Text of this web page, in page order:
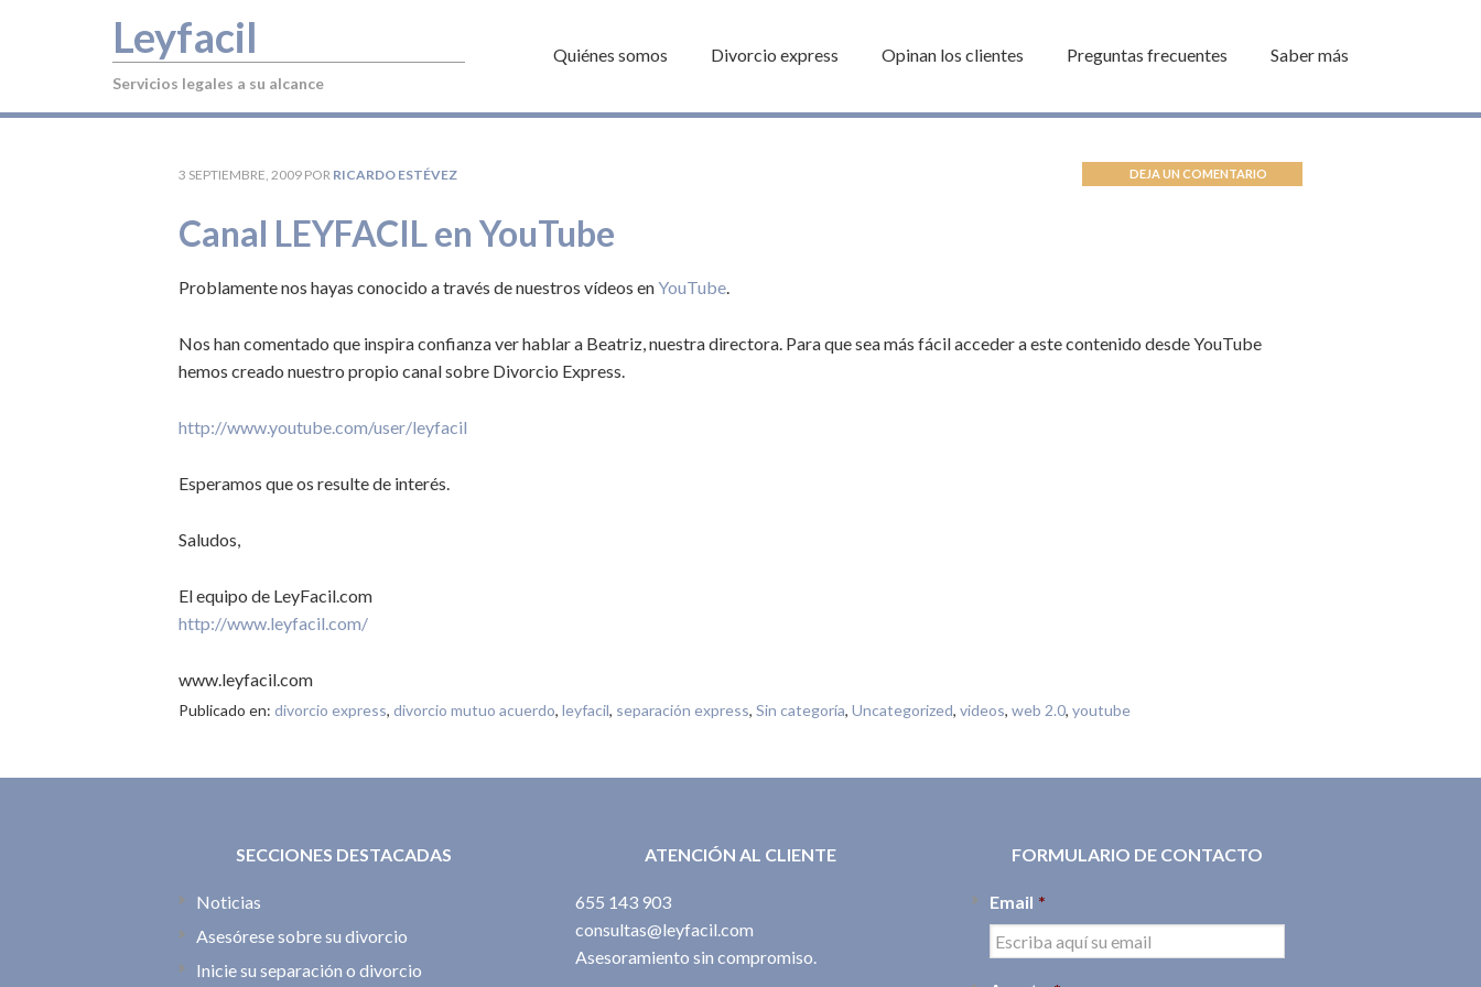
Leyfacil
Servicios legales a su alcance
Quiénes somos Divorcio express Opinan los clientes Preguntas frecuentes Saber más
3 SEPTIEMBRE, 2009 POR RICARDO ESTÉVEZ DEJA UN COMENTARIO
Canal LEYFACIL en YouTube
Problamente nos hayas conocido a través de nuestros vídeos enYouTube.
Nos han comentado que inspira confianza ver hablar a Beatriz, nuestra directora. Para que sea más fácil acceder a este contenido desde YouTube
hemos creado nuestro propio canal sobre Divorcio Express.
http://www.youtube.com/user/leyfacil
Esperamos que os resulte de interés.
Saludos,
El equipo de LeyFacil.com
http://www.leyfacil.com/
www.leyfacil.com
Publicado en: divorcio express, divorcio mutuo acuerdo, leyfacil, separación express, Sin categoría, Uncategorized, videos, web 2.0, youtube
SECCIONES DESTACADAS
Noticias
Asesórese sobre su divorcio
Inicie su separación o divorcio
ATENCIÓN AL CLIENTE
655 143 903
consultas@leyfacil.com
Asesoramiento sin compromiso.
FORMULARIO DE CONTACTO
Email *